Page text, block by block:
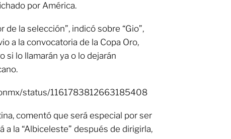
por América.
de la selección”, indicó sobre “Gio”,
a la convocatoria de la Copa Oro,
si lo llamarán ya o lo dejarán
status/1161783812663185408
comentó que será especial por ser
a la “Albiceleste” después de dirigirla,